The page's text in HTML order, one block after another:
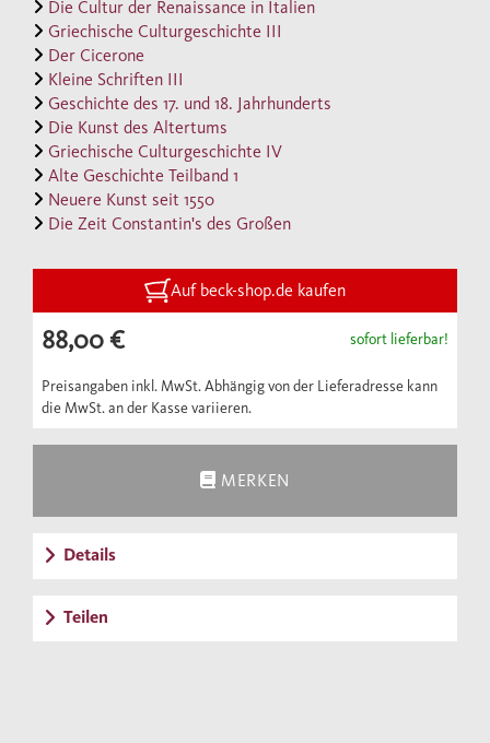
quellennahe Darstellung in eine plastische
historische Erzählung umzumünzen, die
nicht zuletzt durch den universalhistorischen
Weitblick ihres Autors fasziniert.
Die vorliegende Ausgabe folgt dem Text der
ersten gedruckten Ausgaben bzw. dem
Manuskript über Carl Martell, das
ebenfalls wiedergegebene gedruckte
lateinische Dissertation über das gleiche
Thema gedient hat.
Die Cultur der Renaissance in Italien
Griechische Culturgeschichte III
Der Cicerone
Kleine Schriften III
Geschichte des 17. und 18. Jahrhunderts
Die Kunst des Altertums
Griechische Culturgeschichte IV
Alte Geschichte Teilband 1
Neuere Kunst seit 1550
Die Zeit Constantin's des Großen
Auf beck-shop.de kaufen
88,00 € sofort lieferbar!
Preisangaben inkl. MwSt. Abhängig von der Lieferadresse kann
die MwSt. an der Kasse variieren.
MERKEN
Details
Teilen